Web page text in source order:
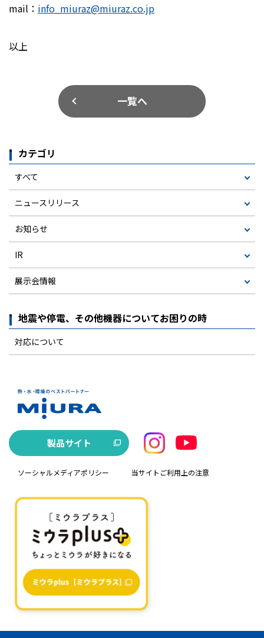
mail： info_miuraz@miuraz.co.jp
以上
一覧へ
カテゴリ
すべて
ニュースリリース
お知らせ
IR
展示会情報
地震や停電、その他機器についてお困りの時
対応について
製品サイト
ソーシャルメディアポリシー 当サイトご利用上の注意